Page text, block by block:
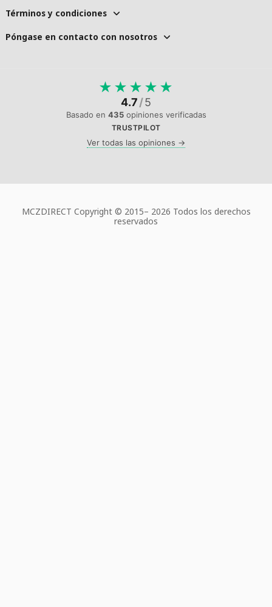
Términos y condiciones
Póngase en contacto con nosotros
★ ★ ★ ★ ★
4.7/5
Basado en 435opiniones verificadas
TRUSTPILOT
Ver todas las opiniones →
MCZDIRECT Copyright © 2015– 2026 Todos los derechos
reservados